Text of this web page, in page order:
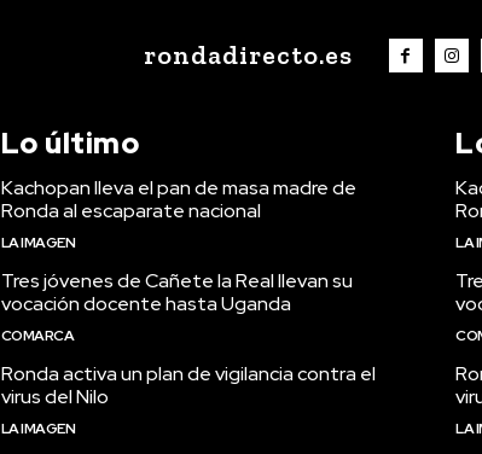
rondadirecto.es
Lo último
Kachopan lleva el pan de masa madre de
Ronda al escaparate nacional
LA IMAGEN
Tres jóvenes de Cañete la Real llevan su
vocación docente hasta Uganda
COMARCA
Ronda activa un plan de vigilancia contra el
virus del Nilo
LA IMAGEN
LA
LA